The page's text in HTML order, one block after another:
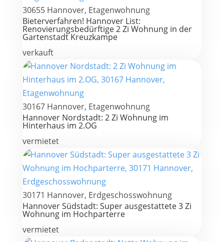
30655 Hannover, Etagenwohnung
Bieterverfahren! Hannover List:
Renovierungsbedürftige 2 Zi Wohnung in der
Gartenstadt Kreuzkampe
verkauft
30167 Hannover, Etagenwohnung
Hannover Nordstadt: 2 Zi Wohnung im
Hinterhaus im 2.OG
vermietet
30171 Hannover, Erdgeschosswohnung
Hannover Südstadt: Super ausgestattete 3 Zi
Wohnung im Hochparterre
vermietet